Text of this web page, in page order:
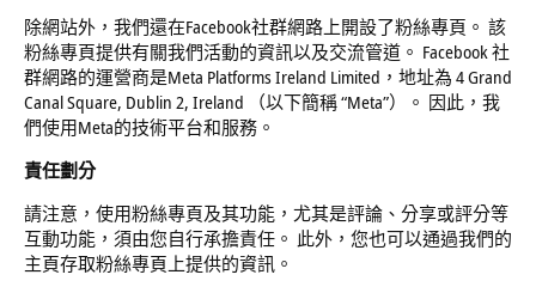
除網站外，我們還在Facebook社群網路上開設了粉絲專頁。 該
粉絲專頁提供有關我們活動的資訊以及交流管道。 Facebook 社
群網路的運營商是Meta Platforms Ireland Limited，地址為 4 Grand
Canal Square, Dublin 2, Ireland （以下簡稱 “Meta”）。 因此，我
們使用Meta的技術平台和服務。
責任劃分
請注意，使用粉絲專頁及其功能，尤其是評論、分享或評分等
互動功能，須由您自行承擔責任。 此外，您也可以通過我們的
主頁存取粉絲專頁上提供的資訊。